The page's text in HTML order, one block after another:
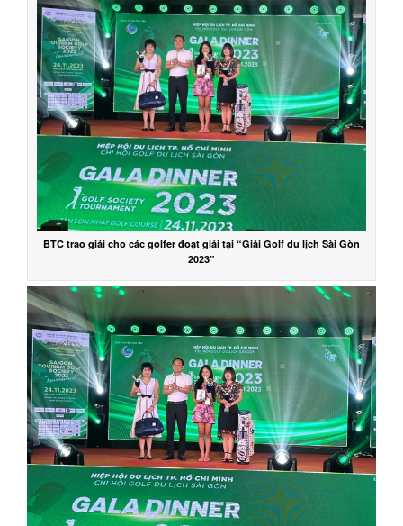
BTC trao giải cho các golfer đoạt giải tại “Giải Golf du lịch Sài Gòn
2023”